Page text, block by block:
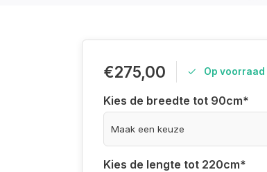
€275,00 Op voorraad
Kies de breedte tot 90cm*
Kies de lengte tot 220cm*